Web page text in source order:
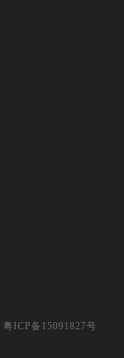
粤ICP备15091827号